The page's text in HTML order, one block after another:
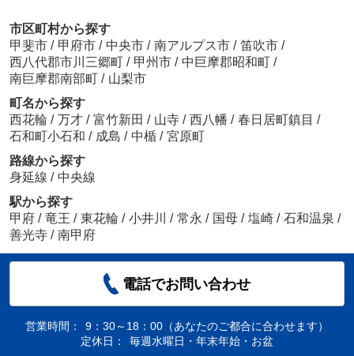
市区町村から探す
甲斐市 / 甲府市 / 中央市 / 南アルプス市 / 笛吹市 /
西八代郡市川三郷町 / 甲州市 / 中巨摩郡昭和町 /
南巨摩郡南部町 / 山梨市
町名から探す
西花輪 / 万才 / 富竹新田 / 山寺 / 西八幡 / 春日居町鎮目 /
石和町小石和 / 成島 / 中楯 / 宮原町
路線から探す
身延線 / 中央線
駅から探す
甲府 / 竜王 / 東花輪 / 小井川 / 常永 / 国母 / 塩崎 / 石和温泉 /
善光寺 / 南甲府
電話でお問い合わせ
営業時間：
9：30～18：00（あなたのご都合に合わせます）
定休日：
毎週水曜日・年末年始・お盆